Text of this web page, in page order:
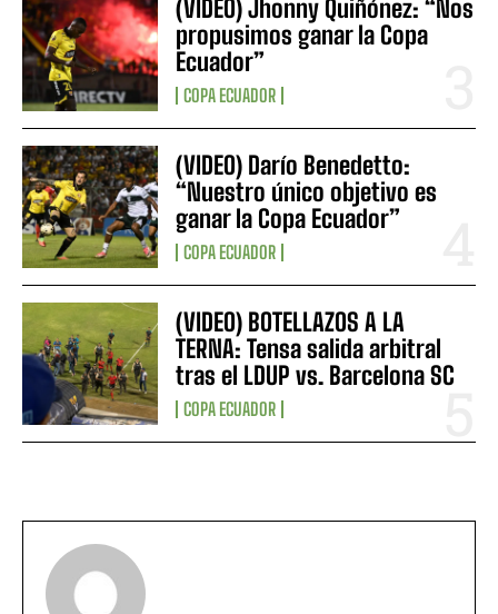
(VIDEO) Jhonny Quiñónez: “Nos
propusimos ganar la Copa
Ecuador”
COPA ECUADOR
(VIDEO) Darío Benedetto:
“Nuestro único objetivo es
ganar la Copa Ecuador”
COPA ECUADOR
(VIDEO) BOTELLAZOS A LA
TERNA: Tensa salida arbitral
tras el LDUP vs. Barcelona SC
COPA ECUADOR